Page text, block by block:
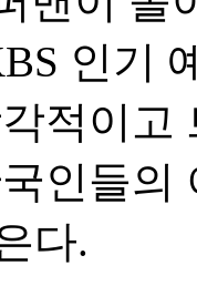
인기
적이고
인들의
다.